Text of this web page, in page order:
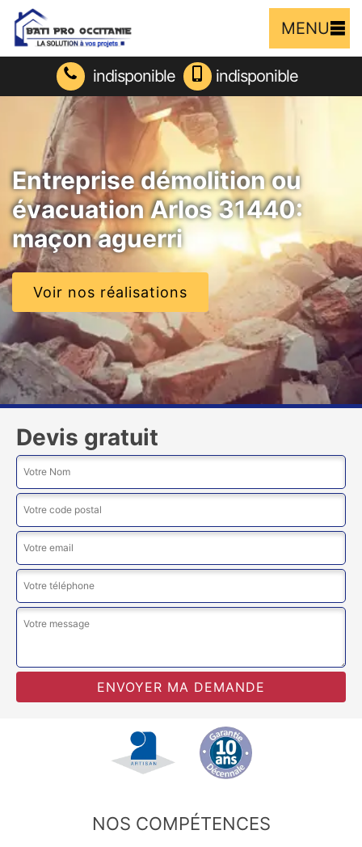
MENU
indisponible indisponible
Entreprise démolition ou
évacuation Arlos 31440:
maçon aguerri
Voir nos réalisations
Devis gratuit
NOS COMPÉTENCES